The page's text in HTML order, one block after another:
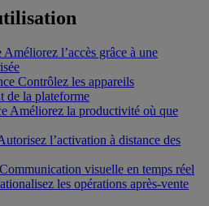
Améliorez l’accès grâce à une
Contrôlez les appareils
de la plateforme
Améliorez la productivité où que
l’activation à distance des
Communication visuelle en temps réel
les opérations après-vente